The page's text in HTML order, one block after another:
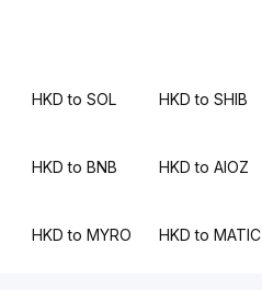
HKD to SOL HKD to SHIB
HKD to BNB HKD to AIOZ
HKD to MYRO HKD to MATIC